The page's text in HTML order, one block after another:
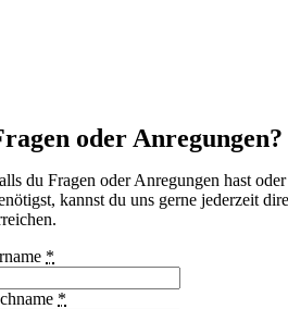
oder Anregungen?
du Fragen oder Anregungen hast
kannst du uns gerne jederzeit
*
*